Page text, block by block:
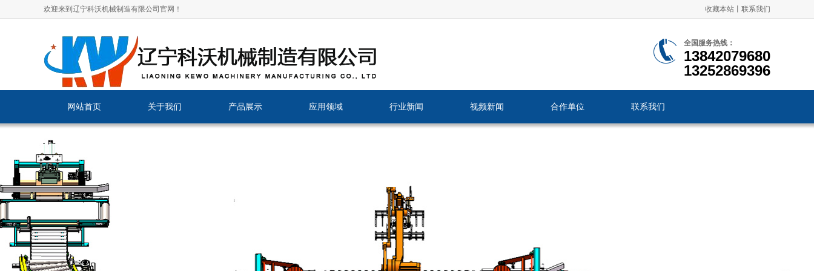
收藏本站 联系我们
欢迎来到辽宁科沃机械制造有限公司官网！
全国服务热线：
13842079680
13252869396
网站首页 关于我们 产品展示 应用领域 行业新闻 视频新闻 合作单位 联系我们